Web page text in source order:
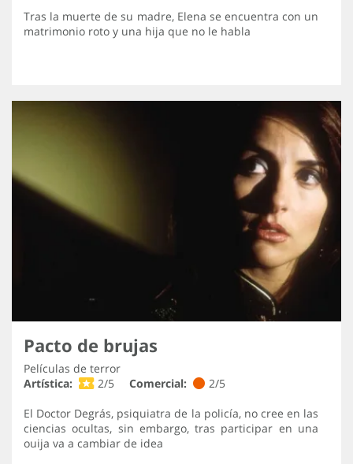
Tras la muerte de su madre, Elena se encuentra con un
matrimonio roto y una hija que no le habla
Pacto de brujas
Películas de terror
Artística:
2/5 Comercial:
2/5
El Doctor Degrás, psiquiatra de la policía, no cree en las
ciencias ocultas, sin embargo, tras participar en una
ouija va a cambiar de idea